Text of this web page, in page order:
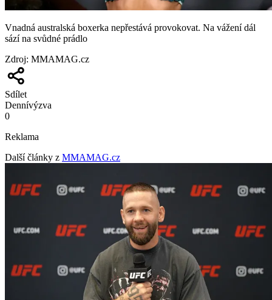
Vnadná australská boxerka nepřestává provokovat. Na vážení dál
sází na svůdné prádlo
Zdroj: MMAMAG.cz
Sdílet
Dennívýzva
0
Reklama
Další články z MMAMAG.cz